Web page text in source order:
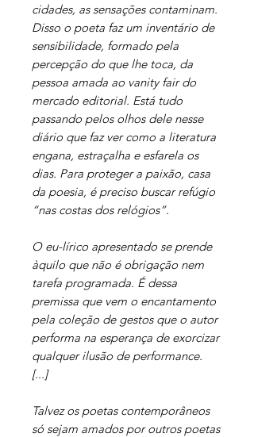
cidades, as sensações conta­minam.
Disso o poeta faz um inventário de
sensibilidade, formado pela
percepção do que lhe toca, da
pessoa amada ao vanity fair do
mercado editorial. Está tudo
passando pelos olhos dele nesse
diário que faz ver como a literatura
engana, estraçalha e esfarela os
dias. Para proteger a pai­xão, casa
da poesia, é preciso buscar refúgio
“nas costas dos relógios”.
O eu-lírico apresentado se prende
àquilo que não é obriga­ção nem
tarefa programada. É dessa
premissa que vem o encantamento
pela coleção de gestos que o autor
performa na esperança de exorcizar
qualquer ilusão de performance.
[...]
Talvez os poetas contemporâneos
só sejam amados por outros poetas